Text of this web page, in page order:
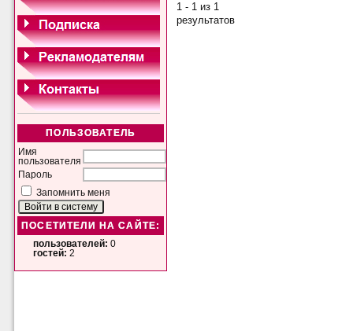
ПОЛЬЗОВАТЕЛЬ
Имя
пользователя
Пароль
Запомнить меня
ПОСЕТИТЕЛИ НА САЙТЕ:
пользователей: 0
гостей: 2
1 - 1 из 1
результатов